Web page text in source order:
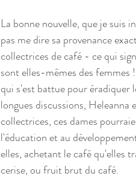
La bonne nouvelle, que je suis
pas me dire sa provenance
collectrices de café - ce qui
sont elles-mêmes des femmes
qui s'est battue pour éradiquer
longues discussions,
collectrices, ces dames
l'éducation et au
elles, achetant le café qu'elles
cerise, ou fruit brut du café.